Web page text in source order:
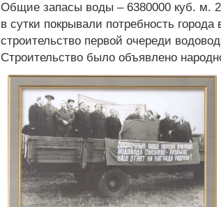
Общие запасы воды – 6380000 куб. м. 2
в сутки покрывали потребность
строительство первой очереди
Строительство было объявлено